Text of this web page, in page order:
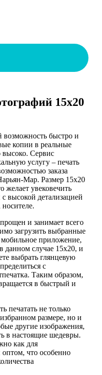
15х20
быстро и
копии в реальные
высоко. Сервис
услугу – печать
заказа
Мар. Размер 15х20
желает увековечить
высокой детализацией
и занимает всего
загрузить выбранные
приложение,
данном случае 15х20, и
выбрать глянцевую
с
Таким образом,
в быстрый и
печатать не только
размере, но и
другие изображения,
в настоящие шедевры.
как для
оптом, что особенно